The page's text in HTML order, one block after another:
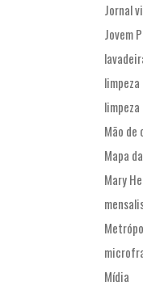
Jornal
Jovem
limpeza
limpeza
Mão
Mapa
Mary
Mídia